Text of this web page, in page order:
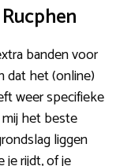
banden voor
dat het (online)
weer specifieke
het beste
liggen